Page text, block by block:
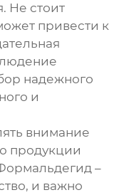
Не стоит
привести к
надежного
и
внимание
продукции
–
и важно